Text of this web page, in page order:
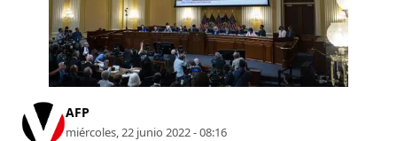
AFP
miércoles, 22 junio 2022 - 08:16